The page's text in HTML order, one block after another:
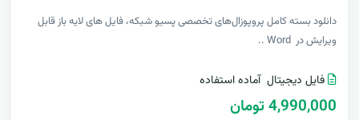
دانلود بسته کامل پروپوزال‌های تخصصی پسیو شبکه، فایل های لایه باز قابل
ویرایش در Word ..
فایل دیجیتال آماده استفاده
4,990,000 تومان